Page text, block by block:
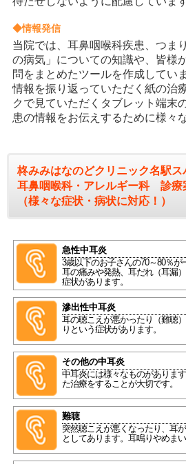
◆情報発信
当院では、耳鼻咽喉科疾患、つま
の病気」についての知識や、皆様
問をまとめたツールを作成してい
情報を振り返っていただく紙の治
クで見ていただくタブレット端末
患の情報をお伝えするために様々
柊みみはなのどクリニック名駅
耳鼻咽喉科・アレルギー科 診療
（様々な症状・病状に対応！）
急性中耳炎
3歳以下のお子さんの70～80％が
耳の痛みや発熱、耳だれ（耳漏
症状があります。
滲出性中耳炎
耳の聴こえが悪かったり（難聴
りという症状があります。
その他の中耳炎
中耳炎には様々なものがありま
た治療をすることが大切です。
難聴
突然聴こえが悪くなったり、耳
としてあります。耳鳴りやめま